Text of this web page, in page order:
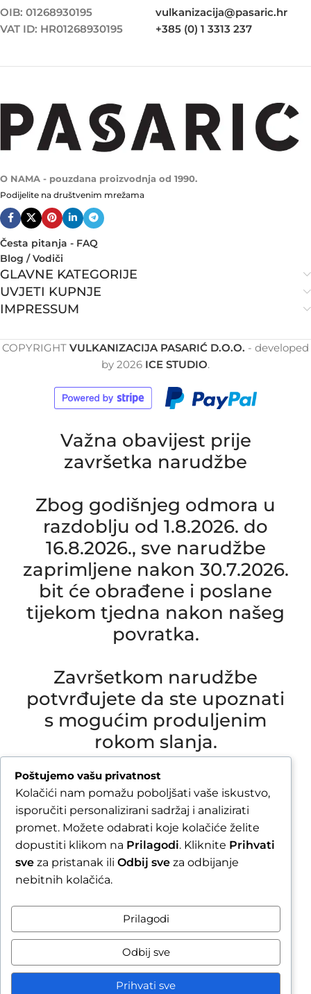
OIB: 01268930195
VAT ID: HR01268930195
vulkanizacija@pasaric.hr
+385 (0) 1 3313 237
O NAMA - pouzdana proizvodnja od 1990.
Podijelite na društvenim mrežama
Česta pitanja - FAQ
Blog / Vodiči
GLAVNE KATEGORIJE
UVJETI KUPNJE
IMPRESSUM
COPYRIGHT VULKANIZACIJA PASARIĆ D.O.O. - developed
by 2026 ICE STUDIO.
Važna obavijest prije
završetka narudžbe
Zbog godišnjeg odmora u
razdoblju od 1.8.2026. do
16.8.2026., sve narudžbe
zaprimljene nakon 30.7.2026.
bit će obrađene i poslane
tijekom tjedna nakon našeg
povratka.
Završetkom narudžbe
potvrđujete da ste upoznati
s mogućim produljenim
rokom slanja.
Due to our annual holiday from 1 August 2026 to
16 August 2026, all orders received after 30 July
2026 will be processed and shipped during the
week following our return.
By completing your order, you confirm that you
are aware of the possible extended shipping
Zatvori obavijest / Close
Poštujemo vašu privatnost
Kolačići nam pomažu poboljšati vaše iskustvo,
isporučiti personalizirani sadržaj i analizirati
promet. Možete odabrati koje kolačiće želite
dopustiti klikom na Prilagodi. Kliknite Prihvati
sve za pristanak ili Odbij sve za odbijanje
nebitnih kolačića.
Prilagodi
Odbij sve
Prihvati sve
Raskid ugovora